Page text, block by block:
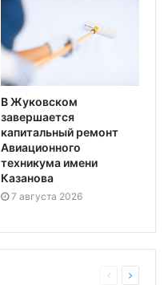
В Жуковском
завершается
капитальный ремонт
Авиационного
техникума имени
Казанова
7 августа 2026